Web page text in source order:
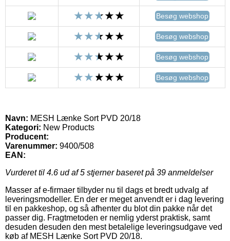
Besøg webshop
Besøg webshop
Besøg webshop
Besøg webshop
Navn: MESH Lænke Sort PVD 20/18
Kategori: New Products
Producent:
Varenummer: 9400/508
EAN:
Vurderet til 4.6 ud af 5 stjerner baseret på 39 anmeldelser
Masser af e-firmaer tilbyder nu til dags et bredt udvalg af
leveringsmodeller. En der er meget anvendt er i dag levering
til en pakkeshop, og så afhenter du blot din pakke når det
passer dig. Fragtmetoden er nemlig yderst praktisk, samt
desuden desuden den mest betalelige leveringsudgave ved
køb af MESH Lænke Sort PVD 20/18.